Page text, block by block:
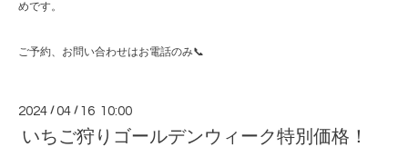
めです。
ご予約、お問い合わせはお電話のみ📞
2024 /04 / 16 10:00
いちご狩りゴールデンウィーク特別価格！